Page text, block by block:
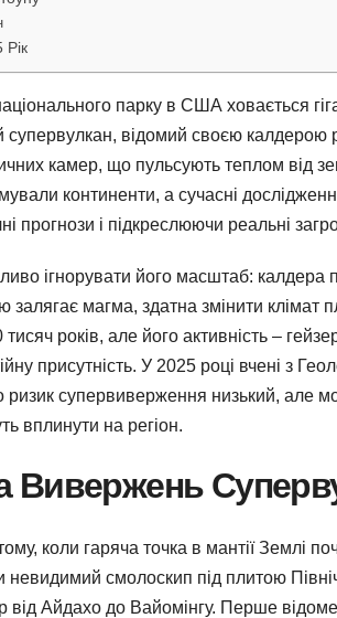
парку в США ховається
супервулкан, відомий своєю калдерою
камер, що пульсують теплом від
континенти, а сучасні
прогнози і підкреслюючи реальні
ігнорувати його масштаб: калдера
залягає магма, здатна змінити клімат
років, але його активність –
присутність. У 2025 році вчені з
супервиверження низький, але
вплинути на регіон.
Вивержень
коли гаряча точка в мантії Землі
невидимий смолоскип під плитою
Айдахо до Вайомінгу. Перше